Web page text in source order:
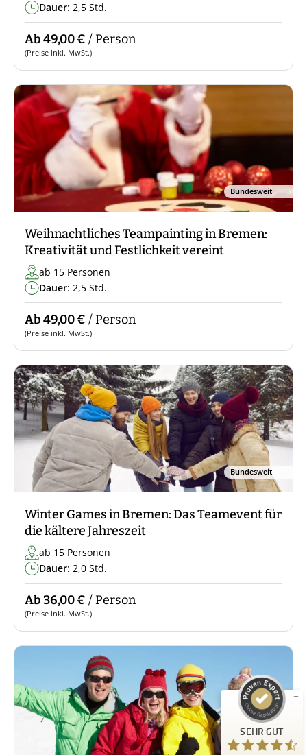
Dauer: 2,5 Std.
Ab 49,00 € / Person
(Preise inkl. MwSt.)
Bundesweit
Weihnachtliches Teampainting in Bremen:
Kreativität und Festlichkeit vereint
ab 15 Personen
Dauer: 2,5 Std.
Ab 49,00 € / Person
(Preise inkl. MwSt.)
Bundesweit
Winter Games in Bremen: Das Teamevent für
die kältere Jahreszeit
ab 15 Personen
Dauer: 2,0 Std.
Ab 36,00 € / Person
(Preise inkl. MwSt.)
Bundesweit
SEHR GUT
Empfehlungen auf
ProvenExpert.com
4,66
/
5,00
23
Bewertungen auf ProvenExpert.com